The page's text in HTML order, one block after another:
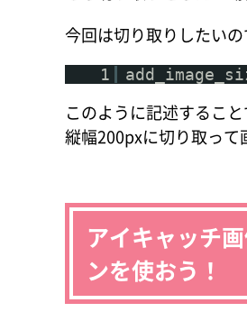
今回は切り取りしたい
1
このように記述するこ
縦幅200pxに切り取って
アイキャッチ
ンを使おう！